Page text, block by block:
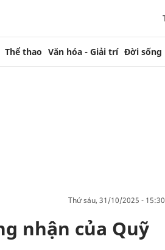
Thể thao Văn hóa - Giải trí Đời sống
thứ sáu, 31/10/2025 - 15:30
nhận của Quỹ